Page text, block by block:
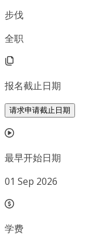
步伐
全职
报名截止日期
请求申请截止日期
最早开始日期
01 Sep 2026
学费